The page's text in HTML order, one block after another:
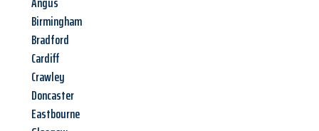
Birmingham
Bradford
Cardiff
Crawley
Doncaster
Eastbourne